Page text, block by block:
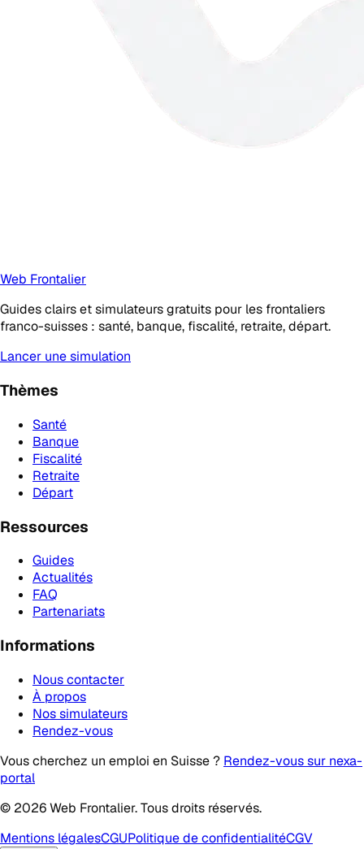
Web Frontalier
Guides clairs et simulateurs gratuits pour les frontaliers
franco-suisses : santé, banque, fiscalité, retraite, départ.
Lancer une simulation
Thèmes
Santé
Banque
Fiscalité
Retraite
Départ
Ressources
Guides
Actualités
FAQ
Partenariats
Informations
Nous contacter
À propos
Nos simulateurs
Rendez-vous
Vous cherchez un emploi en Suisse ? Rendez-vous sur nexa-
portal
© 2026 Web Frontalier. Tous droits réservés.
Mentions légalesCGUPolitique de confidentialitéCGV